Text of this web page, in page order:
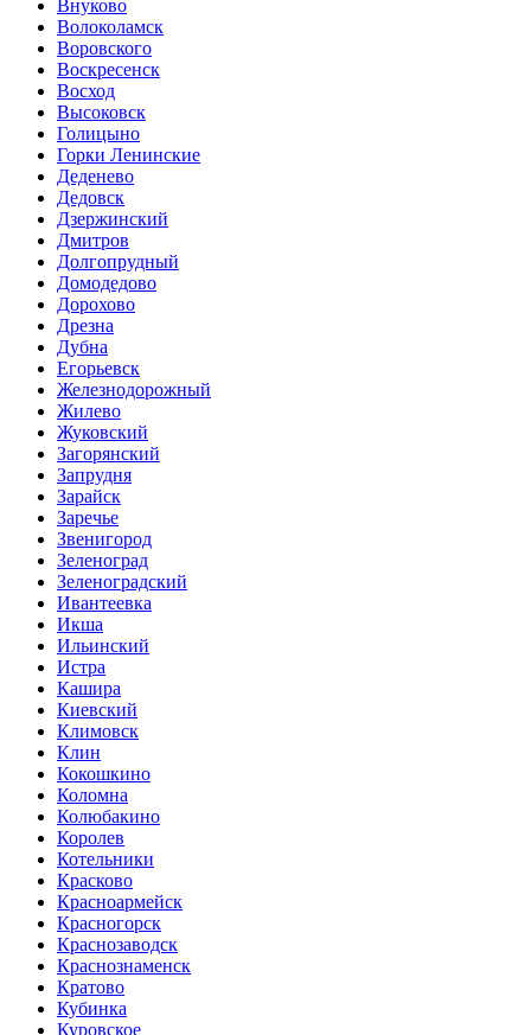
Внуково
Волоколамск
Воровского
Воскресенск
Восход
Высоковск
Голицыно
Горки Ленинские
Деденево
Дедовск
Дзержинский
Дмитров
Долгопрудный
Домодедово
Дорохово
Дрезна
Дубна
Егорьевск
Железнодорожный
Жилево
Жуковский
Загорянский
Запрудня
Зарайск
Заречье
Звенигород
Зеленоград
Зеленоградский
Ивантеевка
Икша
Ильинский
Истра
Кашира
Киевский
Климовск
Клин
Кокошкино
Коломна
Колюбакино
Королев
Котельники
Красково
Красноармейск
Красногорск
Краснозаводск
Краснознаменск
Кратово
Кубинка
Куровское